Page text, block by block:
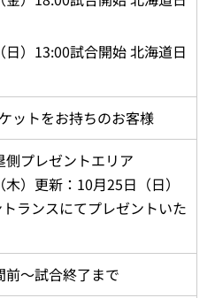
日）13:00試合開始 北海道日
ットをお持ちのお客様
側プレゼントエリア
）更新：10月25日（日）
ランスにてプレゼントいた
前～試合終了まで